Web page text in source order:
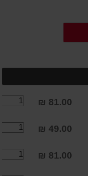
81.00 ₪
49.00 ₪
81.00 ₪